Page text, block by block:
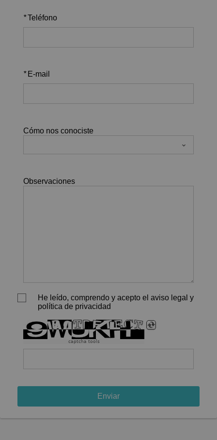
*Teléfono
* E-mail
Cómo nos conociste
Observaciones
He leído, comprendo y acepto el aviso legal y
política de privacidad
captcha tools
Enviar